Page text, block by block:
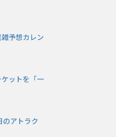
予想カレン
ットを「一
のアトラク